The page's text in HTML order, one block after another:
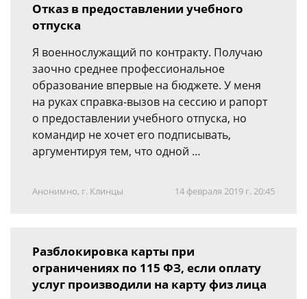
Отказ в предоставлении учебного
отпуска
Я военнослужащий по контракту. Получаю
заочно среднее профессиональное
образование впервые на бюджете. У меня
на руках справка-вызов на сессию и рапорт
о предоставлении учебного отпуска, но
командир не хочет его подписывать,
аргументируя тем, что одной …
Анонимно, г. Клинцы 14 февраля 2019 г. 20:45
Разблокировка карты при
ограничениях по 115 ФЗ, если оплату
услуг производили на карту физ лица